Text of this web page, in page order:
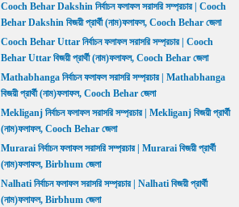
Cooch Behar Dakshin নির্বাচন ফলাফল সরাসরি সম্প্রচার | Cooch
Behar Dakshin বিজয়ী প্রার্থী (নাম)ফলাফল, Cooch Behar জেলা
Cooch Behar Uttar নির্বাচন ফলাফল সরাসরি সম্প্রচার | Cooch
Behar Uttar বিজয়ী প্রার্থী (নাম)ফলাফল, Cooch Behar জেলা
Mathabhanga নির্বাচন ফলাফল সরাসরি সম্প্রচার | Mathabhanga
বিজয়ী প্রার্থী (নাম)ফলাফল, Cooch Behar জেলা
Mekliganj নির্বাচন ফলাফল সরাসরি সম্প্রচার | Mekliganj বিজয়ী প্রার্থী
(নাম)ফলাফল, Cooch Behar জেলা
Murarai নির্বাচন ফলাফল সরাসরি সম্প্রচার | Murarai বিজয়ী প্রার্থী
(নাম)ফলাফল, Birbhum জেলা
Nalhati নির্বাচন ফলাফল সরাসরি সম্প্রচার | Nalhati বিজয়ী প্রার্থী
(নাম)ফলাফল, Birbhum জেলা